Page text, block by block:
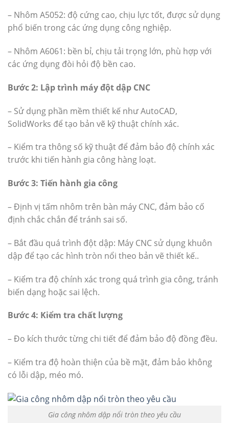
– Nhôm A5052: độ cứng cao, chịu lực tốt, được sử dụng
phổ biến trong các ứng dụng công nghiệp.
– Nhôm A6061: bền bỉ, chịu tải trọng lớn, phù hợp với
các ứng dụng đòi hỏi độ bền cao.
Bước 2: Lập trình máy đột dập CNC
– Sử dụng phần mềm thiết kế như AutoCAD,
SolidWorks để tạo bản vẽ kỹ thuật chính xác.
– Kiểm tra thông số kỹ thuật để đảm bảo độ chính xác
trước khi tiến hành gia công hàng loạt.
Bước 3: Tiến hành gia công
– Định vị tấm nhôm trên bàn máy CNC, đảm bảo cố
định chắc chắn để tránh sai số.
– Bắt đầu quá trình đột dập: Máy CNC sử dụng khuôn
dập để tạo các hình tròn nổi theo bản vẽ thiết kế..
– Kiểm tra độ chính xác trong quá trình gia công, tránh
biến dạng hoặc sai lệch.
Bước 4: Kiểm tra chất lượng
– Đo kích thước từng chi tiết để đảm bảo độ đồng đều.
– Kiểm tra độ hoàn thiện của bề mặt, đảm bảo không
có lỗi dập, méo mó.
Gia công nhôm dập nổi tròn theo yêu cầu